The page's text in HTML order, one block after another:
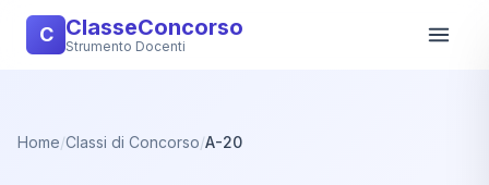
C ClasseConcorso
Strumento Docenti
Home/Classi di Concorso/A-20